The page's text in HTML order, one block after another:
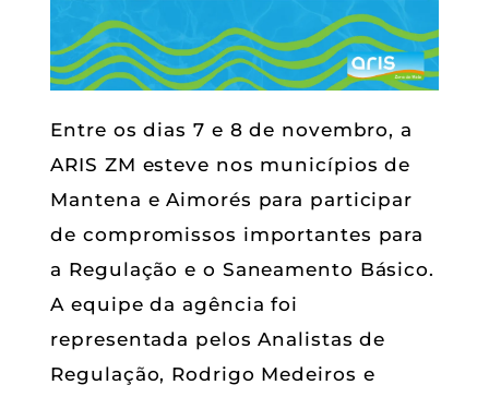
Entre os dias 7 e 8 de novembro, a
ARIS ZM esteve nos municípios de
Mantena e Aimorés para participar
de compromissos importantes para
a Regulação e o Saneamento Básico.
A equipe da agência foi
representada pelos Analistas de
Regulação, Rodrigo Medeiros e